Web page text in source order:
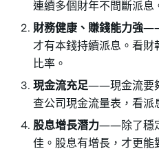
連續多個財年不間斷派息
財務健康、賺錢能力強——
才有本錢持續派息。看
比率。
現金流充足——現金流要
查公司現金流量表，看派
股息增長潛力——除了穩
佳。股息有增長，才更